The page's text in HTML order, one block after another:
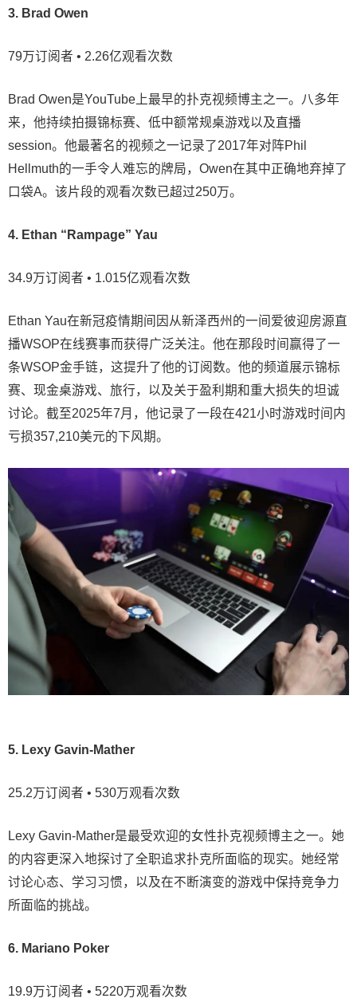
3. Brad Owen
79万订阅者 • 2.26亿观看次数
Brad Owen是YouTube上最早的扑克视频博主之一。八多年
来，他持续拍摄锦标赛、低中额常规桌游戏以及直播
session。他最著名的视频之一记录了2017年对阵Phil
Hellmuth的一手令人难忘的牌局，Owen在其中正确地弃掉了
口袋A。该片段的观看次数已超过250万。
4. Ethan “Rampage” Yau
34.9万订阅者 • 1.015亿观看次数
Ethan Yau在新冠疫情期间因从新泽西州的一间爱彼迎房源直
播WSOP在线赛事而获得广泛关注。他在那段时间赢得了一
条WSOP金手链，这提升了他的订阅数。他的频道展示锦标
赛、现金桌游戏、旅行，以及关于盈利期和重大损失的坦诚
讨论。截至2025年7月，他记录了一段在421小时游戏时间内
亏损357,210美元的下风期。
5. Lexy Gavin-Mather
25.2万订阅者 • 530万观看次数
Lexy Gavin-Mather是最受欢迎的女性扑克视频博主之一。她
的内容更深入地探讨了全职追求扑克所面临的现实。她经常
讨论心态、学习习惯，以及在不断演变的游戏中保持竞争力
所面临的挑战。
6. Mariano Poker
19.9万订阅者 • 5220万观看次数